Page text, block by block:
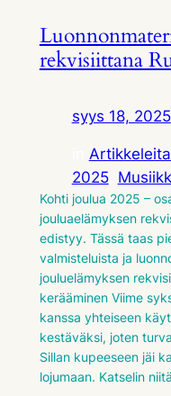
rekvisiittana
syys 18, 2025
2025,
Kohti joulua 2025 –
jouluaelämyksen
edistyy. Tässä taas
valmisteluista ja
jouluelämyksen
kerääminen Viime
kanssa yhteiseen
kestäväksi, joten
Sillan kupeeseen jäi
lojumaan. Katselin